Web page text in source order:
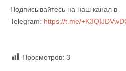
Подписывайтесь на наш канал в
Telegram: https://t.me/
Просмотров: 3